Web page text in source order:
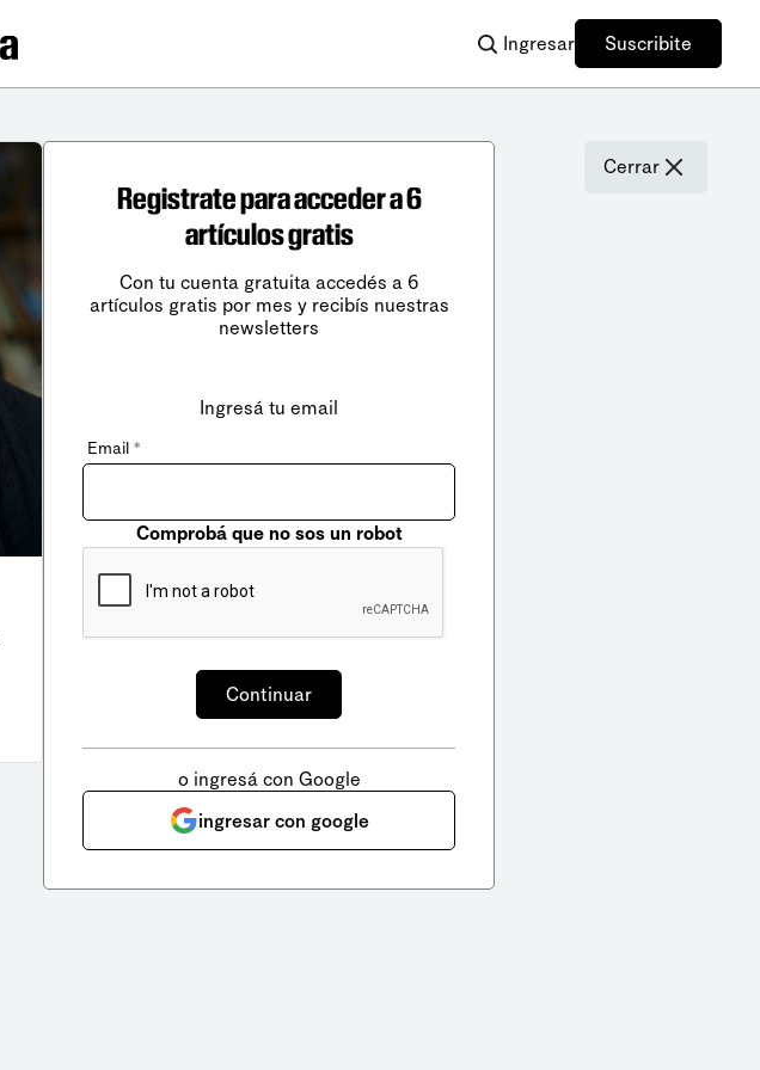
Ingresar Suscribite
Cerrar
Registrate para acceder a 6
artículos gratis
Con tu cuenta gratuita accedés a 6
artículos gratis por mes y recibís nuestras
newsletters
Ingresá tu email
Email *
Comprobá que no sos un robot
o ingresá con Google
ingresar con google